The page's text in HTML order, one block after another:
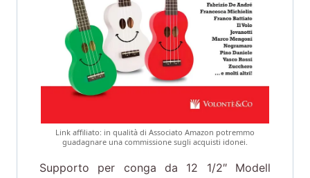
Link affiliato: in qualità di Associato Amazon potremmo
guadagnare una commissione sugli acquisti idonei.
Supporto per conga da 12 1/2″ Modell